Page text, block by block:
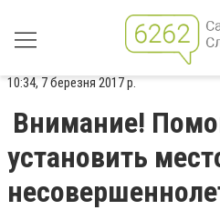
10:34, 7 березня 2017 р.
Внимание!
установить